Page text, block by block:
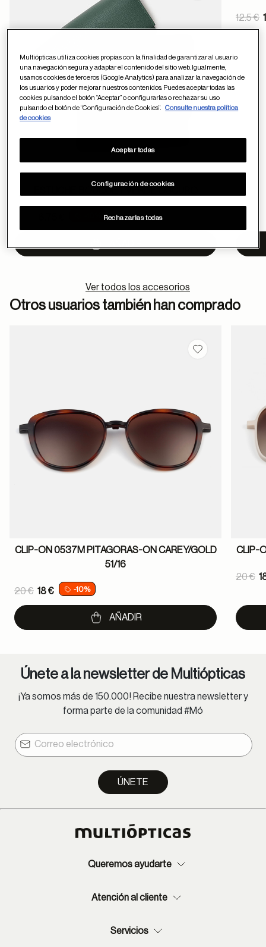
ayuda
Price reduced from
12.5 €
Ver todos los accesorios
Otros usuarios también han comprado
Guardar en
CLIP-ON 0537M PITAGORAS-ON CAREY/GOLD
51/16
Price reduced from
20 €
to
18 € -10%
AÑADIR
CLIP-
20 €
Únete a la newsletter de Multiópticas
¡Ya somos más de 150.000! Recibe nuestra newsletter y
forma parte de la comunidad #Mó
ÚNETE
Queremos ayudarte
Atención al cliente
Servicios
Multiópticas utiliza cookies propias con la finalidad de garantizar al usuario
una navegación segura y adaptar el contenido del sitio web. Igualmente,
usamos cookies de terceros (Google Analytics) para analizar la navegación de
los usuarios y poder mejorar nuestros contenidos. Puedes aceptar todas las
cookies pulsando el botón “Aceptar” o configurarlas o rechazar su uso
pulsando el botón de “Configuración de Cookies”.
Consulte nuestra política
de cookies
Configuración de cookies
Rechazarlas todas
Aceptar todas